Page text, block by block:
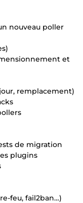
nouveau poller
et
remplacement)
de migration
plugins
feu, fail2ban…)